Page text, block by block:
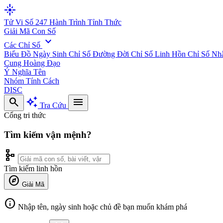
flare
Tử Vi Số 247 Hành Trình Tỉnh Thức
Giải Mã Con Số
Các Chỉ Số expand_more
Biểu Đồ Ngày Sinh Chỉ Số Đường Đời Chỉ Số Linh Hồn Chỉ Số
Cung Hoàng Đạo
Ý Nghĩa Tên
Nhóm Tính Cách
DISC
search auto_awesome Tra Cứu menu
Cổng tri thức
Tìm kiếm vận mệnh?
schema
Tìm kiếm linh hồn
explore Giải Mã
info Nhập tên, ngày sinh hoặc chủ đề bạn muốn khám phá